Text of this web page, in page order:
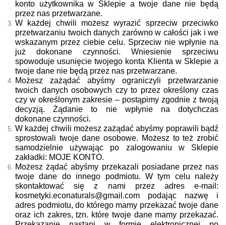
konto użytkownika w Sklepie a twoje dane nie będą
przez nas przetwarzane.
W każdej chwili możesz wyrazić sprzeciw przeciwko
przetwarzaniu twoich danych zarówno w całości jak i we
wskazanym przez ciebie celu. Sprzeciw nie wpłynie na
już dokonane czynności. Wniesienie sprzeciwu
spowoduje usunięcie twojego konta Klienta w Sklepie a
twoje dane nie będą przez nas przetwarzane.
Możesz zażądać abyśmy ograniczyli przetwarzanie
twoich danych osobowych czy to przez określony czas
czy w określonym zakresie – postąpimy zgodnie z twoją
decyzją. Żądanie to nie wpłynie na dotychczas
dokonane czynności.
W każdej chwili możesz zażądać abyśmy poprawili bądź
sprostowali twoje dane osobowe. Możesz to też zrobić
samodzielnie używając po zalogowaniu w Sklepie
zakładki: MOJE KONTO.
Możesz żądać abyśmy przekazali posiadane przez nas
twoje dane do innego podmiotu. W tym celu należy
skontaktować się z nami przez adres e-mail:
kosmetyki.econaturals@gmail.com podając nazwę i
adres podmiotu, do którego mamy przekazać twoje dane
oraz ich zakres, tzn. które twoje dane mamy przekazać.